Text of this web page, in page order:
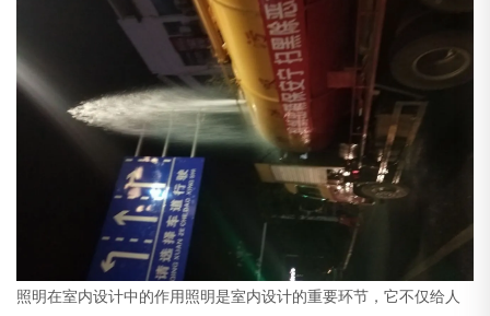
照明在室内设计中的作用照明是室内设计的重要环节，它不仅给人